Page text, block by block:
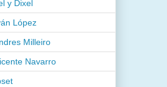
y Dixel
López
Milleiro
Navarro